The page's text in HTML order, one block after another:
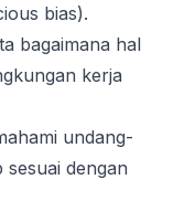
bias).
bagaimana hal
kerja
undang-
sesuai dengan